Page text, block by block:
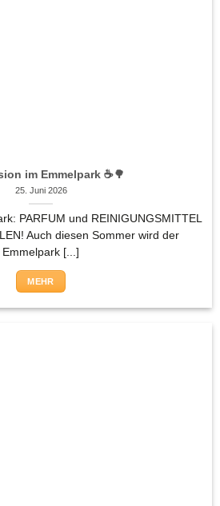
im Emmelpark ☕🌳
25. Juni 2026
PARFUM und REINIGUNGSMITTEL
Auch diesen Sommer wird der
Emmelpark [...]
MEHR